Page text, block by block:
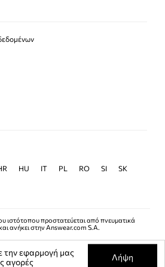
HU IT PL RO SI
SK
ιστότοπου προστατεύεται από πνευματικά
ανήκει στην Answear.com S.A.
την εφαρμογή μας
αγορές
Λήψη